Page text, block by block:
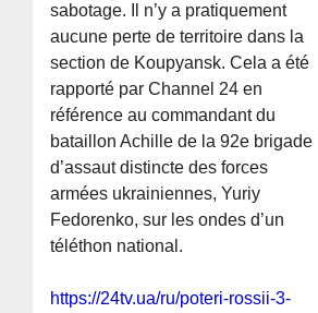
sabotage. Il n’y a pratiquement
aucune perte de territoire dans la
section de Koupyansk. Cela a été
rapporté par Channel 24 en
référence au commandant du
bataillon Achille de la 92e brigade
d’assaut distincte des forces
armées ukrainiennes, Yuriy
Fedorenko, sur les ondes d’un
téléthon national.
https://24tv.ua/ru/poteri-rossii-3-